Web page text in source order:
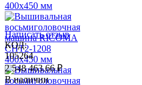
Написать отзыв
КОД:
105264
2 548 463.66 ₽
В наличии